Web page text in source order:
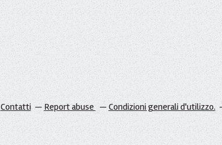
Contatti Report abuse Condizioni generali d'utilizzo.